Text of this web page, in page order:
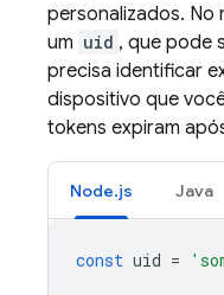
personalizados. No
um uid , que pode
precisa identificar
dispositivo que
tokens expiram
Node.js Java
const uid =